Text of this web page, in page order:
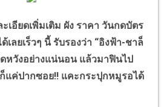
ยดเพิ่มเติม ผัง ราคา วันกดบัตร
ลยเร็วๆ นี้ รับรองว่า “อิงฟ้า-ชาล็
หวังอย่างแน่นอน แล้วมาฟินไป
ก็แค่ปากซอย!! แคะกระปุกหมูรอได้